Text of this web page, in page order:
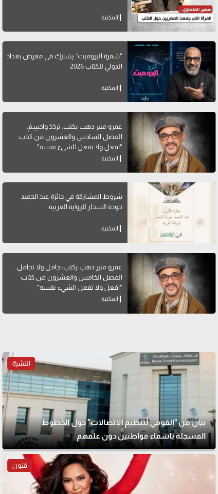
المكتبة
"شفرة البرومبت" يشارك في معرض بغداد
الدولي للكتاب 2026
المكتبة
عمرو منير دهب يكتب: تردّدْ واحسِمْ..
الفصل السادس والعشرون من كتاب
"افعل ولا تفعل الشيء نفسه"
المكتبة
شروط المشاركة في جائزة عبد الحميد
جودة السحار للرواية العربية
المكتبة
عمرو منير دهب يكتب: جامل ولا تجامل..
الفصل الخامس والعشرون من كتاب
"افعل ولا تفعل الشيء نفسه"
المكتبة
النشرة
بيان من "القومي لتنظيم الاتصالات" حول الخطوط
المسجلة بأسماء مواطنين دون علمهم
فنون